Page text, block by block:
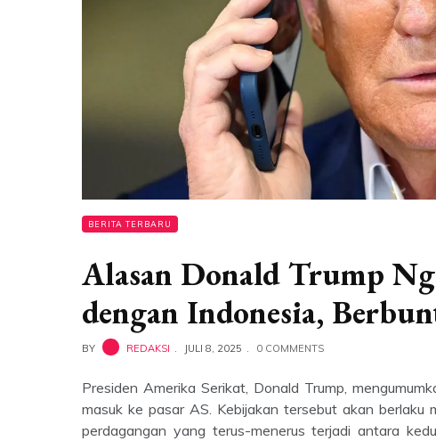
BERITA TERBARU
Alasan Donald Trump
dengan Indonesia,
BY REDAKSI JULI 8, 2025 0 COMMENTS
Presiden Amerika Serikat, Donald Trump,
masuk ke pasar AS. Kebijakan tersebut akan
perdagangan yang terus-menerus terjadi antara